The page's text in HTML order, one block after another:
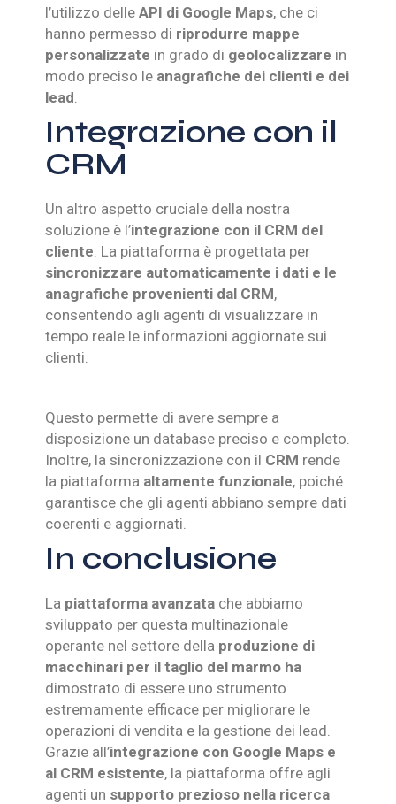
l’utilizzo delleAPI di Google Maps, che ci
hanno permesso di riprodurre mappe
personalizzate in grado di geolocalizzare in
modo preciso le anagrafiche dei clienti e dei
lead.
Integrazione con il
CRM
Un altro aspetto cruciale della nostra
soluzione è l’integrazione con il CRM del
cliente. La piattaforma è progettata per
sincronizzare automaticamente i dati e le
anagrafiche provenienti dal CRM,
consentendo agli agenti di visualizzare in
tempo reale le informazioni aggiornate sui
clienti.
Questo permette di avere sempre a
disposizione un database preciso e completo.
Inoltre, la sincronizzazione con il CRM rende
la piattaforma altamente funzionale, poiché
garantisce che gli agenti abbiano sempre dati
coerenti e aggiornati.
In conclusione
La piattaforma avanzata che abbiamo
sviluppato per questa multinazionale
operante nel settore della produzione di
macchinari per il taglio del marmo ha
dimostrato di essere uno strumento
estremamente efficace per migliorare le
operazioni di vendita e la gestione dei lead.
Grazie all’integrazione con Google Maps e
al CRM esistente, la piattaforma offre agli
agenti un supporto prezioso nella ricerca